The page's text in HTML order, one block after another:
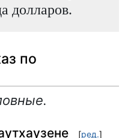
долларов.
по
[ред.]